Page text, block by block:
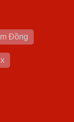
Đồng